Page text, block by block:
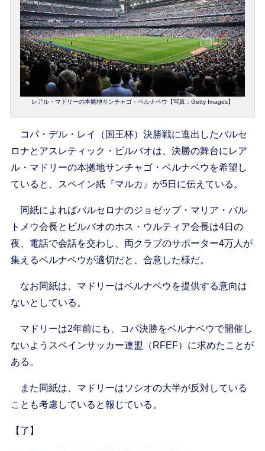
レアル・マドリーの本拠地サンチャゴ・ベルナベウ【写真：Getty Images】
コパ・デル・レイ（国王杯）決勝戦に進出したバルセ
ロナとアスレティック・ビルバオは、決勝の舞台にレア
ル・マドリーの本拠地サンチャゴ・ベルナベウを希望し
ていると、スペイン紙『マルカ』が5日に伝えている。
同紙によればバルセロナのジョゼップ・マリア・バル
トメウ会長とビルバオのホス・ウルティア会長は4日の
夜、電話で会話を交わし、両クラブのサポーター4万人が
集えるベルナベウが適切だと、合意した様だ。
なお同紙は、マドリーはベルナベウを提供する意向は
ないとしている。
マドリーは2年前にも、コパ決勝をベルナベウで開催し
ないようスペインサッカー連盟（RFEF）に求めたことが
ある。
また同紙は、マドリーはソシオの大半が反対している
ことも考慮していると報じている。
【了】